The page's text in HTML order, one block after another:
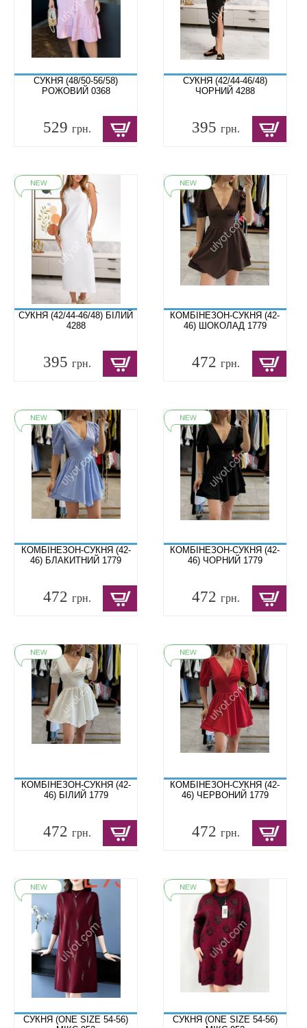
СУКНЯ (48/50-56/58)
РОЖОВИЙ 0368
529 грн.
СУКНЯ (42/44-46/48)
ЧОРНИЙ 4288
395грн.
СУКНЯ (42/44-46/48) БІЛИЙ
4288
395 грн.
КОМБІНЕЗОН-СУКНЯ (42-
46) ШОКОЛАД 1779
472грн.
КОМБІНЕЗОН-СУКНЯ (42-
46) БЛАКИТНИЙ 1779
472 грн.
КОМБІНЕЗОН-СУКНЯ (42-
46) ЧОРНИЙ 1779
472грн.
КОМБІНЕЗОН-СУКНЯ (42-
46) БІЛИЙ 1779
472 грн.
КОМБІНЕЗОН-СУКНЯ (42-
46) ЧЕРВОНИЙ 1779
472грн.
СУКНЯ (ONE SIZE 54-56)
СУКНЯ (ONE SIZE 54-56)